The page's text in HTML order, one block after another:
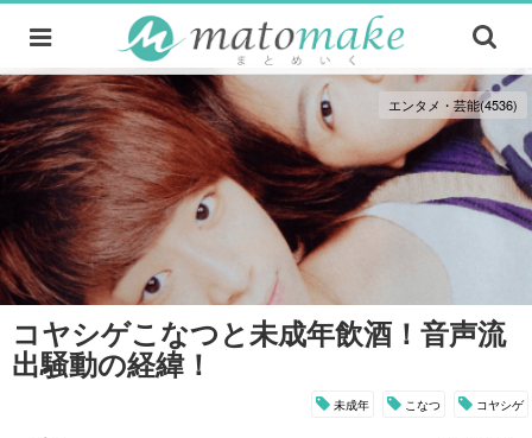
エンタメ・芸能(4536)
コヤシゲこなつと未成年飲酒！音声流
出騒動の経緯！
未成年 こなつ コヤシゲ